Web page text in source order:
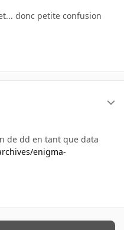
donc petite confusion
de dd en tant que data
enigma-